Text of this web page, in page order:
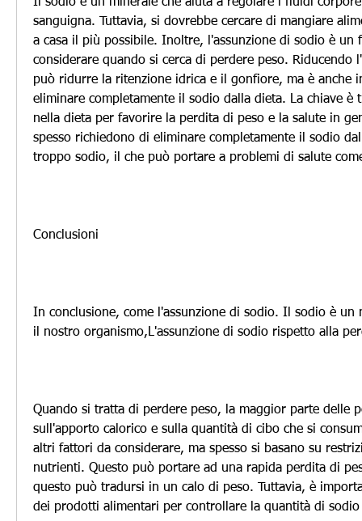
Il sodio è un minerale che aiuta a regolare i fluidi
sanguigna. Tuttavia, si dovrebbe cercare di mangiare
a casa il più possibile. Inoltre, l'assunzione di sodio è un
considerare quando si cerca di perdere peso. Riducendo
può ridurre la ritenzione idrica e il gonfiore, ma è anche
eliminare completamente il sodio dalla dieta. La chiave è
nella dieta per favorire la perdita di peso e la salute in
spesso richiedono di eliminare completamente il sodio
troppo sodio, il che può portare a problemi di salute
Conclusioni
In conclusione, come l'assunzione di sodio. Il sodio è un
il nostro organismo,L'assunzione di sodio rispetto alla
Quando si tratta di perdere peso, la maggior parte delle
sull'apporto calorico e sulla quantità di cibo che si
altri fattori da considerare, ma spesso si basano su
nutrienti. Questo può portare ad una rapida perdita di
questo può tradursi in un calo di peso. Tuttavia, è
dei prodotti alimentari per controllare la quantità di sodio